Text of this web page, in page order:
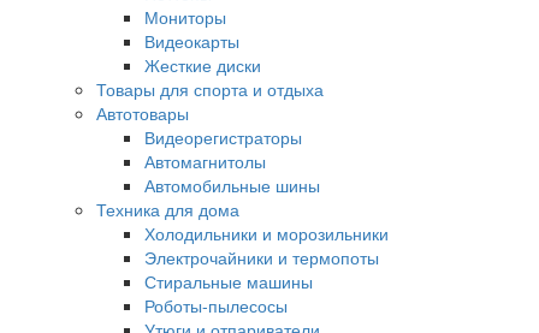
Мониторы
Видеокарты
Жесткие диски
Товары для спорта и отдыха
Автотовары
Видеорегистраторы
Автомагнитолы
Автомобильные шины
Техника для дома
Холодильники и морозильники
Электрочайники и термопоты
Стиральные машины
Роботы-пылесосы